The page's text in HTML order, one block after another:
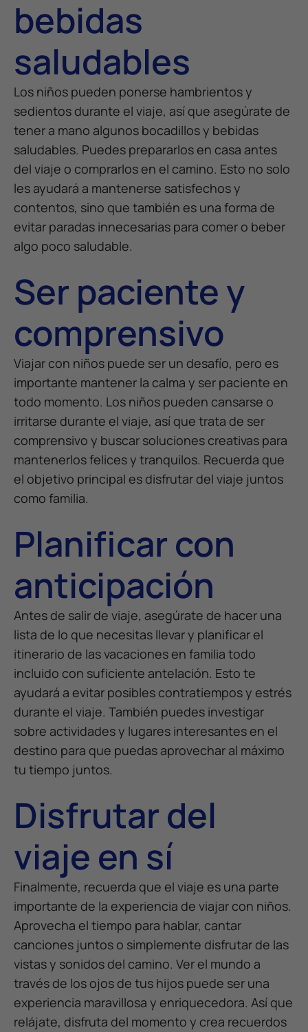
bebidas
saludables
Los niños pueden ponerse hambrientos y
sedientos durante el viaje, así que asegúrate de
tener a mano algunos bocadillos y bebidas
saludables. Puedes prepararlos en casa antes
del viaje o comprarlos en el camino. Esto no solo
les ayudará a mantenerse satisfechos y
contentos, sino que también es una forma de
evitar paradas innecesarias para comer o beber
algo poco saludable.
Ser paciente y
comprensivo
Viajar con niños puede ser un desafío, pero es
importante mantener la calma y ser paciente en
todo momento. Los niños pueden cansarse o
irritarse durante el viaje, así que trata de ser
comprensivo y buscar soluciones creativas para
mantenerlos felices y tranquilos. Recuerda que
el objetivo principal es disfrutar del viaje juntos
como familia.
Planificar con
anticipación
Antes de salir de viaje, asegúrate de hacer una
lista de lo que necesitas llevar y planificar el
itinerario de las vacaciones en familia todo
incluido con suficiente antelación. Esto te
ayudará a evitar posibles contratiempos y estrés
durante el viaje. También puedes investigar
sobre actividades y lugares interesantes en el
destino para que puedas aprovechar al máximo
tu tiempo juntos.
Disfrutar del
viaje en sí
Finalmente, recuerda que el viaje es una parte
importante de la experiencia de viajar con niños.
Aprovecha el tiempo para hablar, cantar
canciones juntos o simplemente disfrutar de las
vistas y sonidos del camino. Ver el mundo a
través de los ojos de tus hijos puede ser una
experiencia maravillosa y enriquecedora. Así que
relájate, disfruta del momento y crea recuerdos